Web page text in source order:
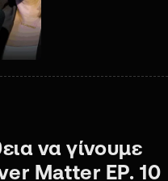
να γίνουμε
Matter ΕΡ. 10